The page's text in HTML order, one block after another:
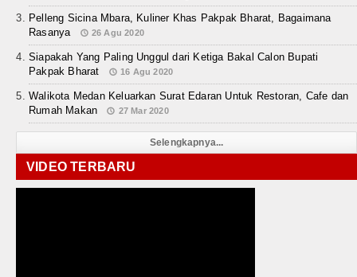
Pelleng Sicina Mbara, Kuliner Khas Pakpak Bharat, Bagaimana
Rasanya
26 Agu 2020
Siapakah Yang Paling Unggul dari Ketiga Bakal Calon Bupati
Pakpak Bharat
16 Agu 2020
Walikota Medan Keluarkan Surat Edaran Untuk Restoran, Cafe dan
Rumah Makan
27 Mar 2020
Selengkapnya...
VIDEO TERBARU